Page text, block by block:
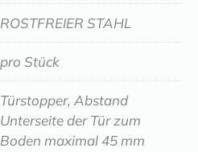
ROSTFREIER STAHL
pro Stück
Türstopper, Abstand
Unterseite der Tür zum
Boden maximal 45 mm